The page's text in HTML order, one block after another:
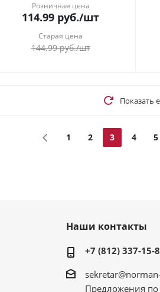
Розничная цена
114.99 руб./шт
Старая цена
144.99руб./шт
Показать
1 2 3 4 5
Наши контакты
+7 (812) 337-15-
Предложения по